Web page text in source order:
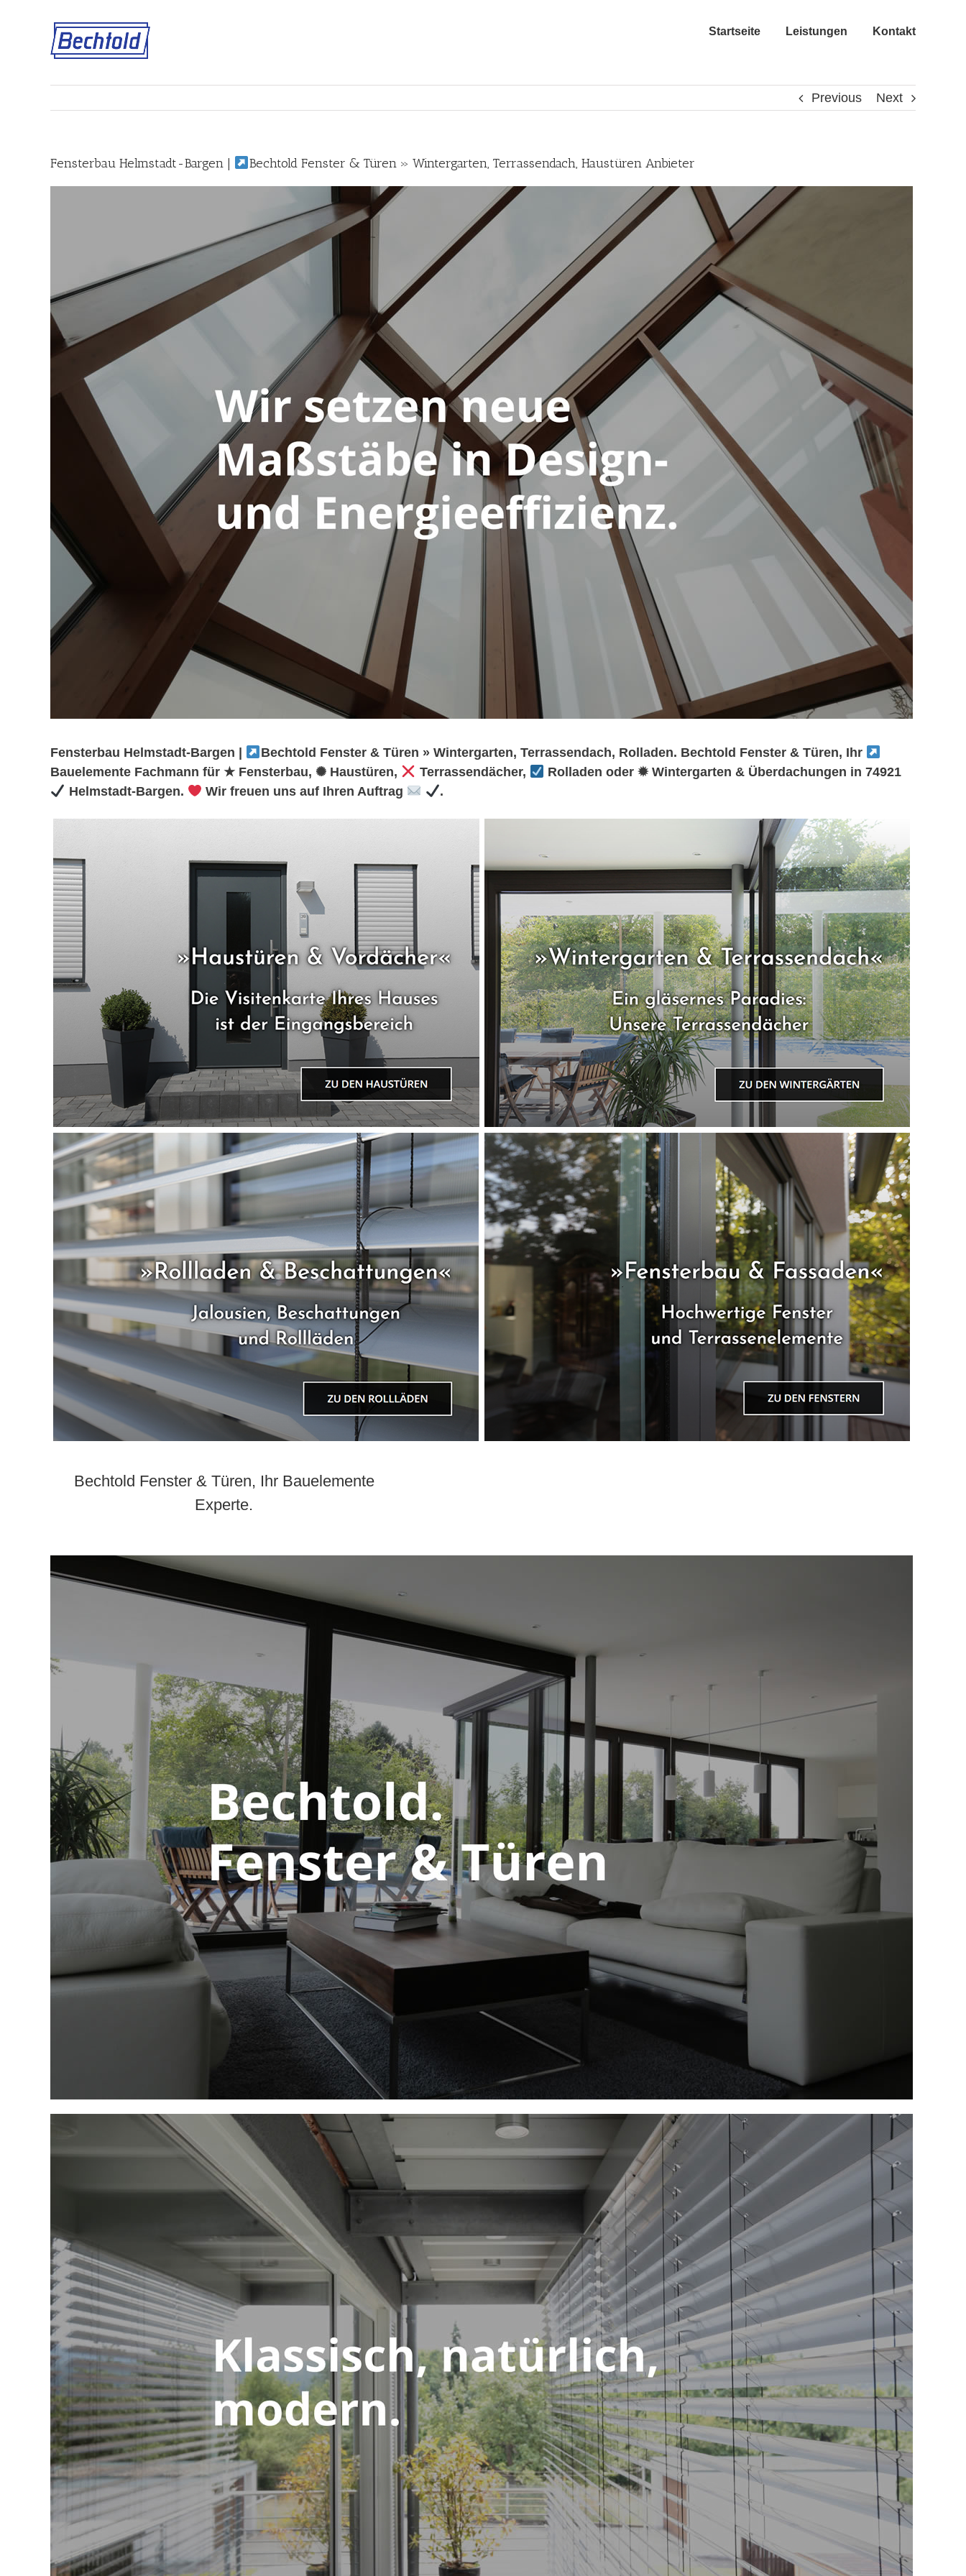
Startseite Leistungen Kontakt
Previous Next
Fensterbau Helmstadt-Bargen | Bechtold Fenster & Türen » Wintergarten, Terrassendach, Haustüren Anbieter
Fensterbau Helmstadt-Bargen |
Bechtold Fenster & Türen » Wintergarten, Terrassendach, Rolladen. Bechtold Fenster & Türen, Ihr
Bauelemente Fachmann für ★ Fensterbau, ✺ Haustüren,
Terrassendächer,
Rolladen oder ✹ Wintergarten & Überdachungen in 74921
Helmstadt-Bargen.
Wir freuen uns auf Ihren Auftrag .
Bechtold Fenster & Türen, Ihr Bauelemente
Experte.